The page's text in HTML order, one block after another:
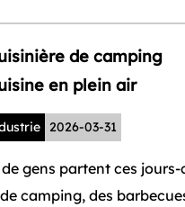
Introduction
de récipient
acier
Dans le cadre